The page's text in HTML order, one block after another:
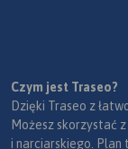
Czym jest Traseo?
Dzięki Traseo z
Możesz skorzystać
i narciarskiego. Plan